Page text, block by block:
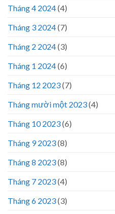
Tháng 4 2024(4)
Tháng 3 2024(7)
Tháng 2 2024(3)
Tháng 1 2024(6)
Tháng 12 2023(7)
Tháng mười một 2023(4)
Tháng 10 2023(6)
Tháng 9 2023(8)
Tháng 8 2023(8)
Tháng 7 2023(4)
Tháng 6 2023(3)